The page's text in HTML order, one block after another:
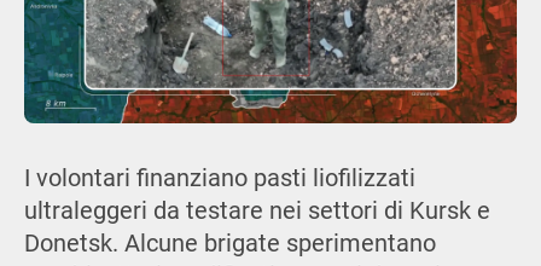
I volontari finanziano pasti liofilizzati
ultraleggeri da testare nei settori di Kursk e
Donetsk. Alcune brigate sperimentano